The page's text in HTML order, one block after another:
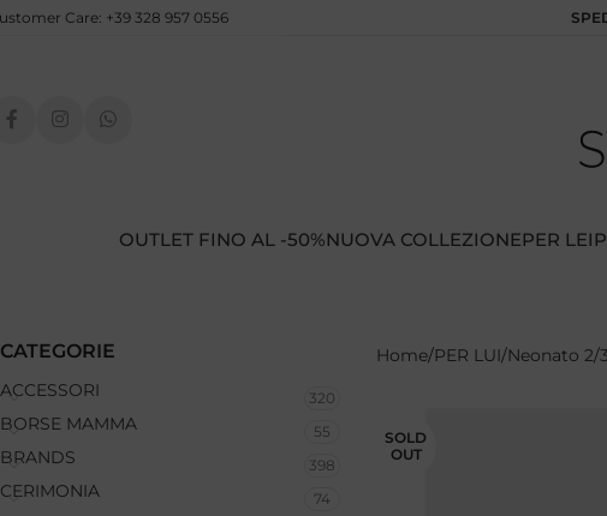
Care: +39 328 957 0556
OUTLET FINO AL -50%NUOVA COLLEZIONEPER LEI
CATEGORIE
ACCESSORI 320
BORSE MAMMA 55
BRANDS 398
CERIMONIA 74
Home PER LUI Neonato 2/
SOLD
OUT